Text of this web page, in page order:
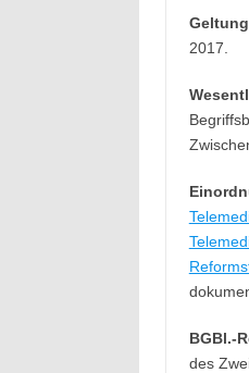
2017.
BGBl.-
des